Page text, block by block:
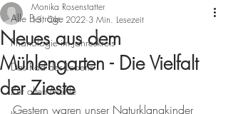
Alle Beiträge
Phänologie im Jahreskreis
Das Rad des Lebens
Zur alten Mühle
Neues aus dem
Mühlengarten - Die Vielfalt
der Zieste
Monika Rosenstatter
13. Okt. 2022 3 Min. Lesezeit
Gestern waren unser Naturklangkinder